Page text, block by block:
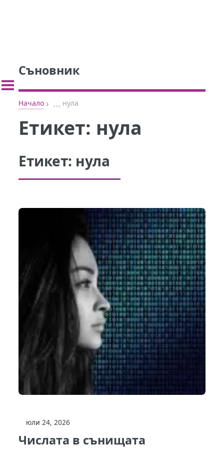
Съновник
Начало › ... нула
Етикет: нула
Етикет: нула
юли 24, 2026
Числата в сънищата